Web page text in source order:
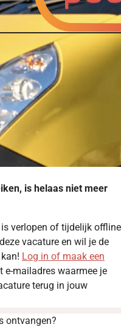
is helaas niet meer
verlopen of tijdelijk offline
vacature en wil je de
Log in of maak een
mailadres waarmee je
terug in jouw
ontvangen?